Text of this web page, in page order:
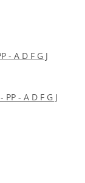
- A D F G J